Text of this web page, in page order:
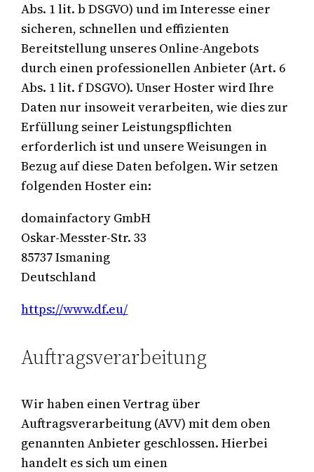
Abs. 1 lit. b DSGVO) und im Interesse einer
sicheren, schnellen und effizienten
Bereitstellung unseres Online-Angebots
durch einen professionellen Anbieter (Art. 6
Abs. 1 lit. f DSGVO). Unser Hoster wird Ihre
Daten nur insoweit verarbeiten, wie dies zur
Erfüllung seiner Leistungspflichten
erforderlich ist und unsere Weisungen in
Bezug auf diese Daten befolgen. Wir setzen
folgenden Hoster ein:
domainfactory GmbH
Oskar-Messter-Str. 33
85737 Ismaning
Deutschland
https://www.df.eu/
Auftragsverarbeitung
Wir haben einen Vertrag über
Auftragsverarbeitung (AVV) mit dem oben
genannten Anbieter geschlossen. Hierbei
handelt es sich um einen